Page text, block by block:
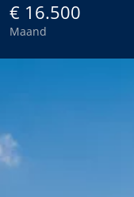
€ 16.500
Maand